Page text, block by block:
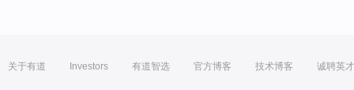
关于有道 Investors 有道智选 官方博客 技术博客 诚聘英才